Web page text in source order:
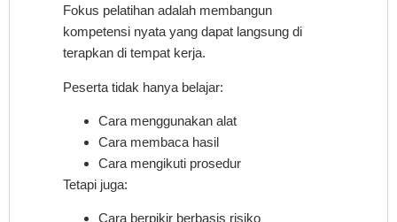
Fokus pelatihan adalah membangun
kompetensi nyata yang dapat langsung di
terapkan di tempat kerja.
Peserta tidak hanya belajar:
Cara menggunakan alat
Cara membaca hasil
Cara mengikuti prosedur
Tetapi juga:
Cara berpikir berbasis risiko